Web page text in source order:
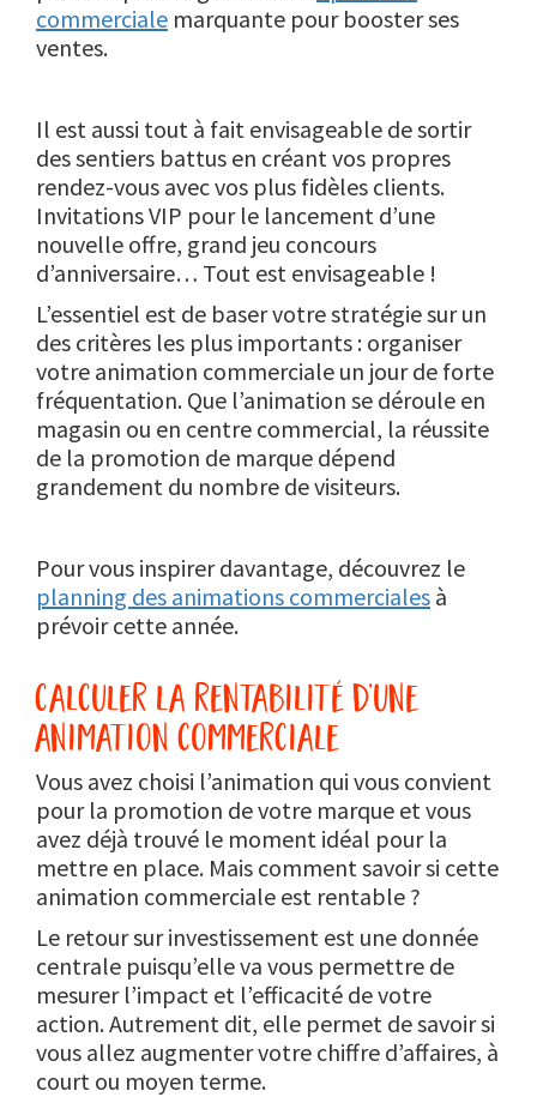
commerciale marquante pour booster ses
ventes.
Il est aussi tout à fait envisageable de sortir
des sentiers battus en créant vos propres
rendez-vous avec vos plus fidèles clients.
Invitations VIP pour le lancement d’une
nouvelle offre, grand jeu concours
d’anniversaire… Tout est envisageable !
L’essentiel est de baser votre stratégie sur un
des critères les plus importants : organiser
votre animation commerciale un jour de forte
fréquentation. Que l’animation se déroule en
magasin ou en centre commercial, la réussite
de la promotion de marque dépend
grandement du nombre de visiteurs.
Pour vous inspirer davantage, découvrez le
planning des animations commerciales à
prévoir cette année.
calculer la rentabilité d’une
animation commerciale
Vous avez choisi l’animation qui vous convient
pour la promotion de votre marque et vous
avez déjà trouvé le moment idéal pour la
mettre en place. Mais comment savoir si cette
animation commerciale est rentable ?
Le retour sur investissement est une donnée
centrale puisqu’elle va vous permettre de
mesurer l’impact et l’efficacité de votre
action. Autrement dit, elle permet de savoir si
vous allez augmenter votre chiffre d’affaires, à
court ou moyen terme.